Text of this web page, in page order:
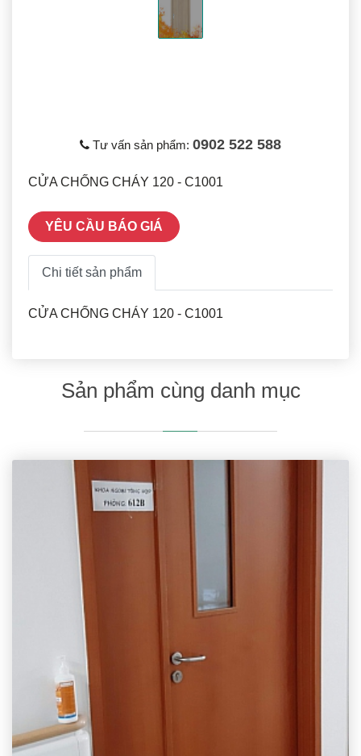
Tư vấn sản phẩm: 0902 522 588
CỬA CHỐNG CHÁY 120 - C1001
YÊU CẦU BÁO GIÁ
Chi tiết sản phẩm
CỬA CHỐNG CHÁY 120 - C1001
Sản phẩm cùng danh mục